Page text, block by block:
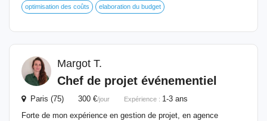
optimisation des coûts elaboration du budget
Margot T.
Chef de projet événementiel
Paris (75) 300 €/jour Expérience : 1-3 ans
Forte de mon expérience en gestion de projet, en agence